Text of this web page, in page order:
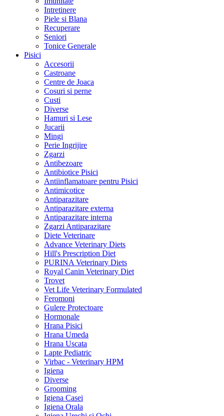
Intretinere
Piele si Blana
Recuperare
Seniori
Tonice Generale
Pisici
Accesorii
Castroane
Centre de Joaca
Cosuri si perne
Custi
Diverse
Hamuri si Lese
Jucarii
Mingi
Perie Ingrijire
Zgarzi
Antibezoare
Antibiotice Pisici
Antiinflamatoare pentru Pisici
Antimicotice
Antiparazitare
Antiparazitare externa
Antiparazitare interna
Zgarzi Antiparazitare
Diete Veterinare
Advance Veterinary Diets
Hill's Prescription Diet
PURINA Veterinary Diets
Royal Canin Veterinary Diet
Trovet
Vet Life Veterinary Formulated
Feromoni
Gulere Protectoare
Hormonale
Hrana Pisici
Hrana Umeda
Hrana Uscata
Lapte Pediatric
Virbac - Veterinary HPM
Igiena
Diverse
Grooming
Igiena Casei
Igiena Orala